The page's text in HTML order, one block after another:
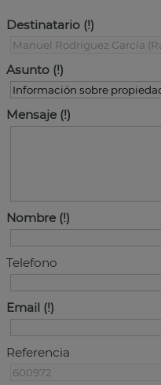
Destinatario
Asunto
Mensaje
Nombre
Telefono
Email
Referencia